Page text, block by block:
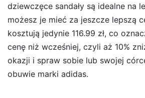
dziewczęce sandały są idealne na
możesz je mieć za jeszcze lepszą
kosztują jedynie 116.99 zł, co
cenę niż wcześniej, czyli aż 10%
okazji i spraw sobie lub swojej
obuwie marki adidas.